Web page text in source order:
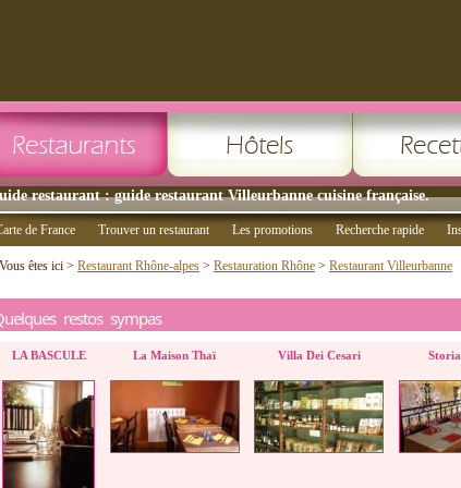
restaurant : guide restaurant Villeurbanne cuisine française.
de France Trouver un restaurant Les promotions Recherche rapide
Vous êtes ici > Restaurant Rhône-alpes > Restauration Rhône > Restaurant Villeurbanne
restos sympas
LA BASCULE La Maison Thaï Villa Dei Cesari